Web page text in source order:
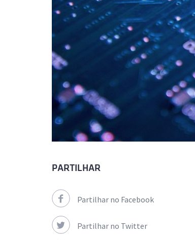
PARTILHAR
Partilhar no Facebook
Partilhar no Twitter